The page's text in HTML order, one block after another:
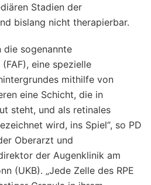
Stadien der
bislang nicht therapierbar.
die sogenannte
eine spezielle
mithilfe von
eine Schicht, die in
steht, und als retinales
wird, ins Spiel“, so PD
Oberarzt und
der Augenklinik am
(UKB). „Jede Zelle des RPE